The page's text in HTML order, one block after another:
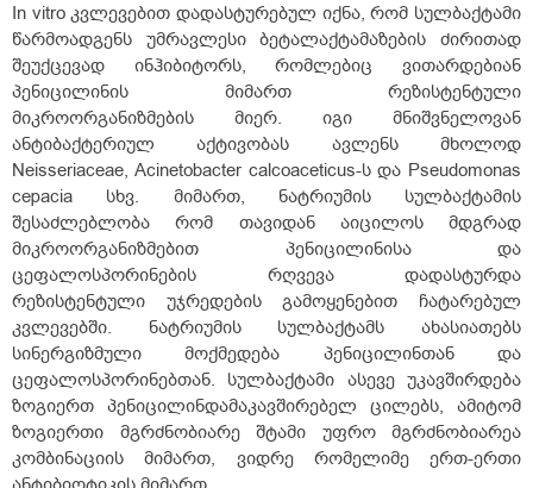
In vitro კვლევებით დადასტურებულ იქნა, რომ სულბაქტამი
წარმოადგენს უმრავლესი ბეტალაქტამაზების ძირითად
შეუქცევად ინჰიბიტორს, რომლებიც ვითარდებიან
პენიცილინის მიმართ რეზისტენტული
მიკროორგანიზმების მიერ. იგი მნიშვნელოვან
ანტიბაქტერიულ აქტივობას ავლენს მხოლოდ
Neisseriaceae, Acinetobacter calcoaceticus-ს და Pseudomonas
cepacia სხვ. მიმართ, ნატრიუმის სულბაქტამის
შესაძლებლობა რომ თავიდან აიცილოს მდგრად
მიკროორგანიზმებით პენიცილინისა და
ცეფალოსპორინების რღვევა დადასტურდა
რეზისტენტული უჯრედების გამოყენებით ჩატარებულ
კვლევებში. ნატრიუმის სულბაქტამს ახასიათებს
სინერგიზმული მოქმედება პენიცილინთან და
ცეფალოსპორინებთან. სულბაქტამი ასევე უკავშირდება
ზოგიერთ პენიცილინდამაკავშირებელ ცილებს, ამიტომ
ზოგიერთი მგრძნობიარე შტამი უფრო მგრძნობიარეა
კომბინაციის მიმართ, ვიდრე რომელიმე ერთ-ერთი